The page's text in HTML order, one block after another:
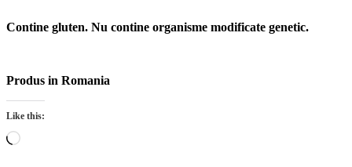
Contine gluten. Nu contine organisme modificate genetic.
Produs in Romania
Like this:
Loading…